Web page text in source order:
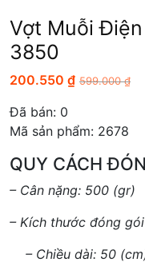
Vợt Muỗi
3850
200.550 ₫ 599.000₫
Đã bán: 0
Mã sản phẩm: 2678
QUY CÁCH
– Cân nặng: 500 (gr)
– Kích thước đóng gói
– Chiều dài: 50